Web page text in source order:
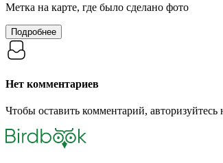
Метка на карте, где было сделано фото
Подробнее
Нет комментариев
Чтобы оставить комментарий, авторизуйтесь